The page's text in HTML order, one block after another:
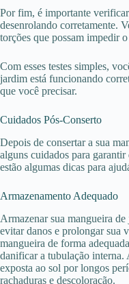
Por fim, é importante
desenrolando corretamente.
torções que possam impedir
Com esses testes simples,
jardim está funcionando
que você precisar.
Cuidados Pós-Conserto
Depois de consertar a sua
alguns cuidados para
estão algumas dicas para
Armazenamento Adequado
Armazenar sua mangueira
evitar danos e prolongar sua
mangueira de forma
danificar a tubulação interna.
exposta ao sol por longos
rachaduras e descoloração.